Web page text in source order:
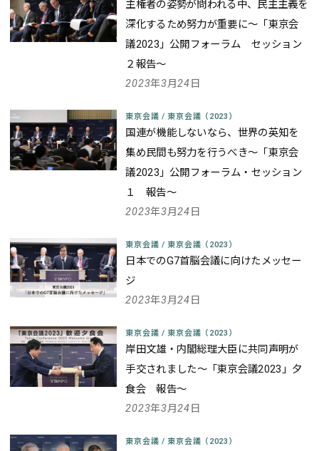
主権者の姿勢が問われる中、民主主義を
深化するため努力が重要に～「東京会
議2023」公開フォーラム セッション
２報告～
2023年3月24日
東京会議 / 東京会議（2023）
国連が機能しないなら、世界の英知を
集め民間も努力を行うべき～「東京会
議2023」公開フォーラム・セッション
１ 報告～
2023年3月24日
東京会議 / 東京会議（2023）
日本でのG7首脳会議に向けたメッセー
ジ
2023年3月24日
東京会議 / 東京会議（2023）
岸田文雄・内閣総理大臣に共同声明が
手交されました～「東京会議2023」夕
食会 報告～
2023年3月24日
東京会議 / 東京会議（2023）